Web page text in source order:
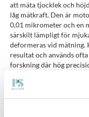
att mäta tjocklek och
låg mätkraft. Den är
0,01 mikrometer och en
särskilt lämpligt för
deformeras vid mätning.
resultat och används
forskning där hög
Specifikationer: